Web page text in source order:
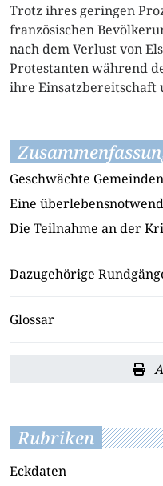
Trotz ihres geringen
französischen
nach dem Verlust von
Protestanten während
ihre Einsatzbereitschaft
Geschwächte Gemeinden
Eine
Die Teilnahme an der
Dazugehörige
Glossar
Rubriken
Eckdaten